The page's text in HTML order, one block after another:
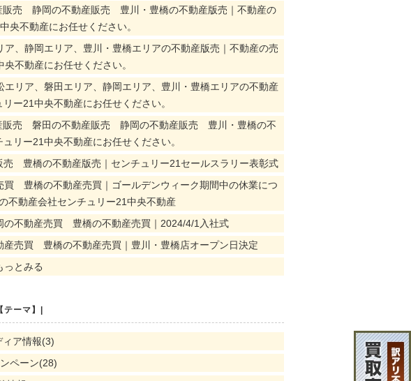
売 静岡の不動産販売 豊川・豊橋の不動産版売｜不動産の
央不動産にお任せください。
、静岡エリア、豊川・豊橋エリアの不動産版売｜不動産の売
不動産にお任せください。
リア、磐田エリア、静岡エリア、豊川・豊橋エリアの不動産
ー21中央不動産にお任せください。
販売 磐田の不動産販売 静岡の不動産販売 豊川・豊橋の不
リー21中央不動産にお任せください。
豊橋の不動産版売｜センチュリー21セールスラリー表彰式
豊橋の不動産売買｜ゴールデンウィーク期間中の休業につ
不動産会社センチュリー21中央不動産
不動産売買 豊橋の不動産売買｜2024/4/1入社式
売買 豊橋の不動産売買｜豊川・豊橋店オープン日決定
っとみる
【テーマ】|
ィア情報(3)
ペーン(28)